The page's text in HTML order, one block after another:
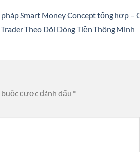
Smart Money Concept tổng hợp –
Theo Dõi Dòng Tiền Thông Minh
được đánh dấu *